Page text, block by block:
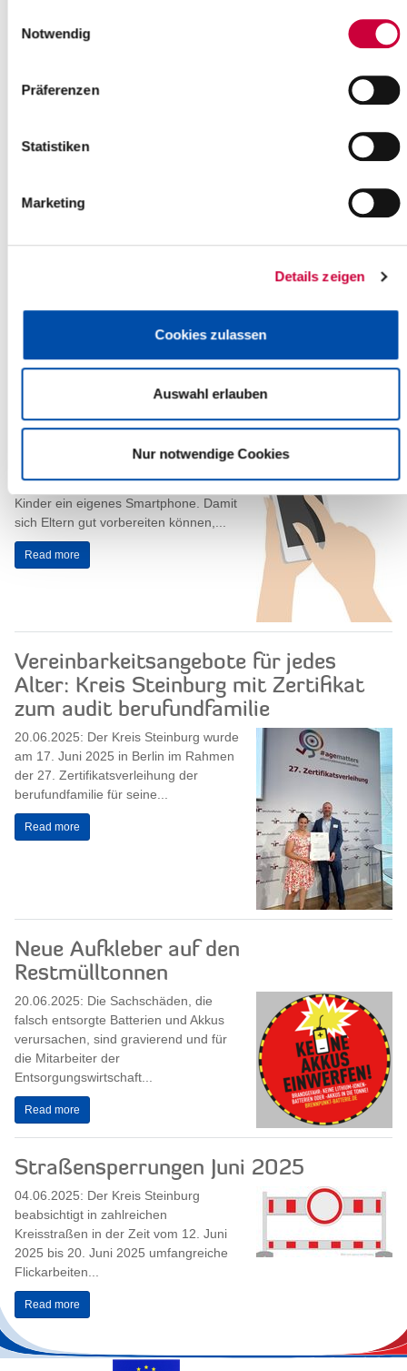
Notwendig
Präferenzen
Statistiken
Marketing
Details zeigen
Cookies zulassen
Auswahl erlauben
Nur notwendige Cookies
Hamburger Künstlerin...
Teilsperrung der Parkflächen bei der
26.06.2025: Ab kommenden Dienstag,
Ausbesserungsarbeiten an der
Read more
Das erste Smartphone: Gemeinsam
sicher in die digitale Welt starten
25.06.2025: Mit dem Übergang auf die
weiterführende Schule erhalten viele
Kinder ein eigenes Smartphone. Damit
sich Eltern gut vorbereiten können,...
Read more
Vereinbarkeitsangebote für jedes
Alter: Kreis Steinburg mit Zertifikat
zum audit berufundfamilie
20.06.2025: Der Kreis Steinburg wurde
am 17. Juni 2025 in Berlin im Rahmen
der 27. Zertifikatsverleihung der
berufundfamilie für seine...
Read more
Neue Aufkleber auf den
Restmülltonnen
20.06.2025: Die Sachschäden, die
falsch entsorgte Batterien und Akkus
verursachen, sind gravierend und für
die Mitarbeiter der
Entsorgungswirtschaft...
Read more
Straßensperrungen Juni 2025
04.06.2025: Der Kreis Steinburg
beabsichtigt in zahlreichen
Kreisstraßen in der Zeit vom 12. Juni
2025 bis 20. Juni 2025 umfangreiche
Flickarbeiten...
Read more